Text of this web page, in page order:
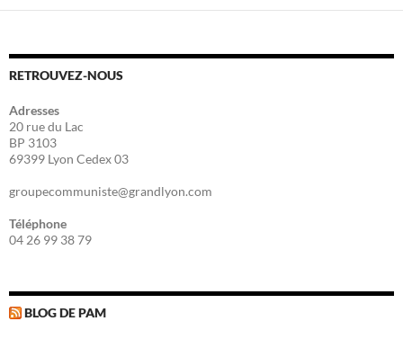
RETROUVEZ-NOUS
Adresses
20 rue du Lac
BP 3103
69399 Lyon Cedex 03
groupecommuniste@grandlyon.com
Téléphone
04 26 99 38 79
BLOG DE PAM